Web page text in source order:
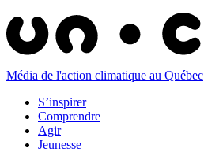
Média de l'action climatique au Québec
S’inspirer
Comprendre
Agir
Jeunesse